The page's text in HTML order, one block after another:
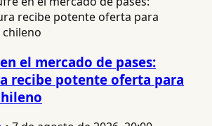
el mercado de pases:
recibe potente oferta para